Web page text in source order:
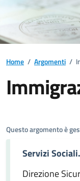
Home / Argomenti /
Questo argomento è
Servizi
Direzione